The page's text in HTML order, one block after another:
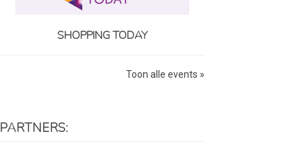
SHOPPING TODAY
Toon alle events »
PARTNERS: